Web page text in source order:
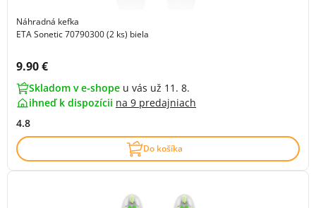
Náhradná kefka
ETA Sonetic 70790300 (2 ks) biela
Cena s DPH:
9.90 €
Skladom v e-shope u vás už 11. 8.
ihneď k dispozícii na 9 predajniach
4.8
Do košíka